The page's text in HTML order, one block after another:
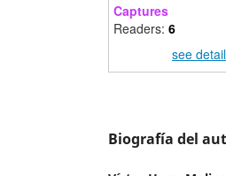
Captures
Readers: 6
see
Biografía del